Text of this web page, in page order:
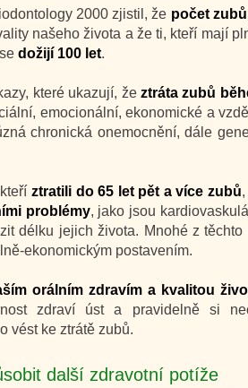
2000 zjistil, že počet
našeho života a že ti, kteří mají
dožijí 100 let.
které ukazují, že ztráta zubů
emocionální, ekonomické a
chronická onemocnění, dále
ztratili do 65 let pět a více zubů
problémy, jako jsou
délku jejich života. Mnohé z
ekonomickým postavením.
orálním zdravím a kvalitou
zdraví úst a pravidelně si
vést ke ztrátě zubů.
další zdravotní potíže